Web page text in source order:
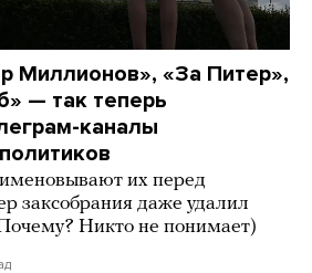
Миллионов», «За Питер»,
— так теперь
каналы
их перед
заксобрания даже удалил
Никто не понимает)